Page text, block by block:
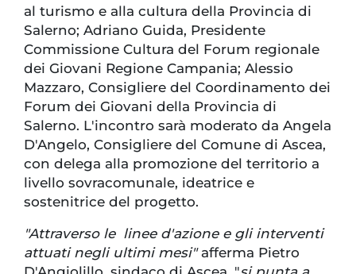
al turismo e alla cultura della Provincia di
Salerno; Adriano Guida, Presidente
Commissione Cultura del Forum regionale
dei Giovani Regione Campania; Alessio
Mazzaro, Consigliere del Coordinamento dei
Forum dei Giovani della Provincia di
Salerno. L'incontro sarà moderato da Angela
D'Angelo, Consigliere del Comune di Ascea,
con delega alla promozione del territorio a
livello sovracomunale, ideatrice e
sostenitrice del progetto.
"Attraverso le linee d'azione e gli interventi
attuati negli ultimi mesi"afferma Pietro